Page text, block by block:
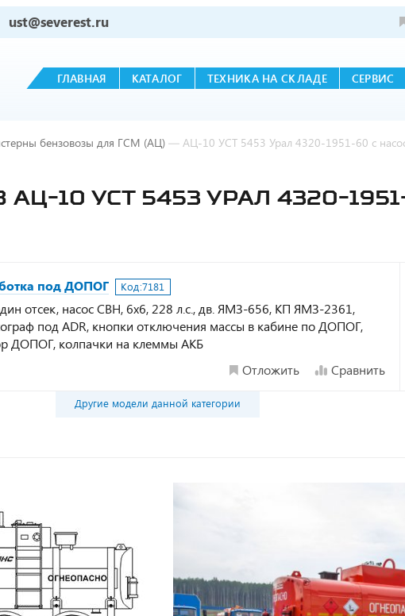
ust@severest.ru
ГЛАВНАЯ КАТАЛОГ ТЕХНИКА НА СКЛАДЕ СЕРВИС
бензовозы для ГСМ (АЦ) — АЦ-10 УСТ 5453 Урал 4320-1951-60 с
10 УСТ 5453 УРАЛ 4320-
под ДОПОГ Код:7181
отсек, насос СВН, 6х6, 228 л.с., дв. ЯМЗ-656, КП ЯМЗ-2361,
под ADR, кнопки отключения массы в кабине по ДОПОГ,
ДОПОГ, колпачки на клеммы АКБ
Отложить
Сравнить
Другие модели данной категории